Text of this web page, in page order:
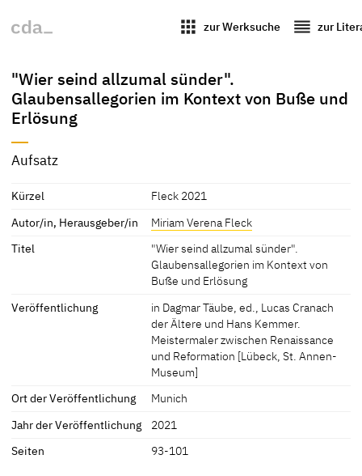
apps zur Werksuche reorder zur
"Wier seind allzumal sünder".
Glaubensallegorien im Kontext von Buße und
Erlösung
Aufsatz
Kürzel
Fleck 2021
Autor/in, Herausgeber/in
Miriam Verena Fleck
Titel
"Wier seind allzumal sünder".
Glaubensallegorien im Kontext von
Buße und Erlösung
Veröffentlichung
in Dagmar Täube, ed., Lucas Cranach
der Ältere und Hans Kemmer.
Meistermaler zwischen Renaissance
und Reformation [Lübeck, St. Annen-
Museum]
Ort der Veröffentlichung
Munich
Jahr der Veröffentlichung
2021
Seiten
93-101